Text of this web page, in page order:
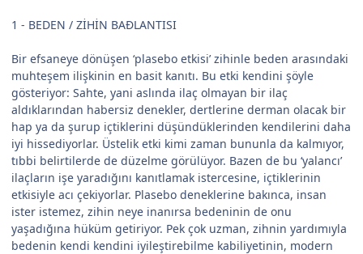
1 - BEDEN / ZİHİN BAÐLANTISI
Bir efsaneye dönüşen ‘plasebo etkisi’ zihinle beden arasındaki
muhteşem ilişkinin en basit kanıtı. Bu etki kendini şöyle
gösteriyor: Sahte, yani aslında ilaç olmayan bir ilaç
aldıklarından habersiz denekler, dertlerine derman olacak bir
hap ya da şurup içtiklerini düşündüklerinden kendilerini daha
iyi hissediyorlar. Üstelik etki kimi zaman bununla da kalmıyor,
tıbbi belirtilerde de düzelme görülüyor. Bazen de bu ‘yalancı’
ilaçların işe yaradığını kanıtlamak istercesine, içtiklerinin
etkisiyle acı çekiyorlar. Plasebo deneklerine bakınca, insan
ister istemez, zihin neye inanırsa bedeninin de onu
yaşadığına hüküm getiriyor. Pek çok uzman, zihnin yardımıyla
bedenin kendi kendini iyileştirebilme kabiliyetinin, modern